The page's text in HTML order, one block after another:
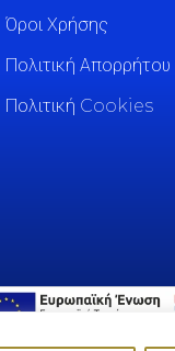
Όροι Χρήσης
Πολιτική Απορρήτου
Πολιτική Cookies